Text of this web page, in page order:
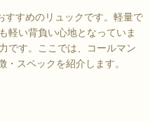
すすめのリュックです。軽量で
軽い背負い心地となっていま
です。ここでは、コールマン
・スペックを紹介します。